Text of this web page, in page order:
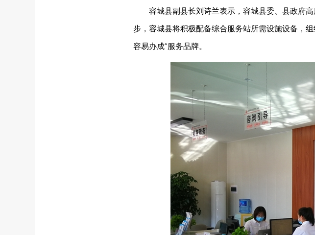
容城县副县长刘诗兰表示，容城县委、县政府高
步，容城县将积极配备综合服务站所需设施设备，
容易办成”服务品牌。